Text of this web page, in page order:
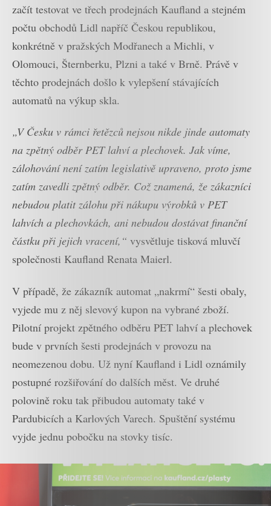
začít testovat ve třech prodejnách Kaufland a stejném
počtu obchodů Lidl napříč Českou republikou,
konkrétně v pražských Modřanech a Michli, v
Olomouci, Šternberku, Plzni a také v Brně. Právě v
těchto prodejnách došlo k vylepšení stávajících
automatů na výkup skla.
„V Česku v rámci řetězců nejsou nikde jinde automaty
na zpětný odběr PET lahví a plechovek. Jak víme,
zálohování není zatím legislativě upraveno, proto jsme
zatím zavedli zpětný odběr. Což znamená, že zákazníci
nebudou platit zálohu při nákupu výrobků v PET
lahvích a plechovkách, ani nebudou dostávat finanční
částku při jejich vracení,“ vysvětluje tisková mluvčí
společnosti Kaufland Renata Maierl.
V případě, že zákazník automat „nakrmí“ šesti obaly,
vyjede mu z něj slevový kupon na vybrané zboží.
Pilotní projekt zpětného odběru PET lahví a plechovek
bude v prvních šesti prodejnách v provozu na
neomezenou dobu. Už nyní Kaufland i Lidl oznámily
postupné rozšiřování do dalších měst. Ve druhé
polovině roku tak přibudou automaty také v
Pardubicích a Karlových Varech. Spuštění systému
vyjde jednu pobočku na stovky tisíc.